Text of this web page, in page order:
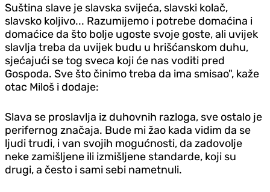
Suština slave je slavska svijeća, slavski kolač,
slavsko koljivo... Razumijemo i potrebe domaćina i
domaćice da što bolje ugoste svoje goste, ali uvijek
slavlja treba da uvijek budu u hrišćanskom duhu,
sjećajući se tog sveca koji će nas voditi pred
Gospoda. Sve što činimo treba da ima smisao", kaže
otac Miloš i dodaje:
Slava se proslavlja iz duhovnih razloga, sve ostalo je
perifernog značaja. Bude mi žao kada vidim da se
ljudi trudi, i van svojih mogućnosti, da zadovolje
neke zamišljene ili izmišljene standarde, koji su
drugi, a često i sami sebi nametnuli.